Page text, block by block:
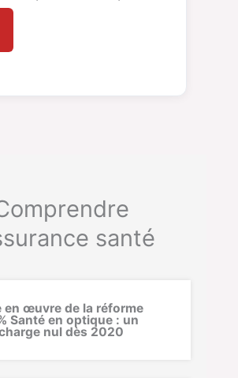
santé
en œuvre de la réforme
Santé en optique : un
nul dès 2020